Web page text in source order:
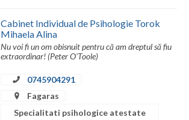
Cabinet Individual de Psihologie Torok
Mihaela Alina
Nu voi fi un om obisnuit pentru că am dreptul să fiu
extraordinar! (Peter O'Toole)
0745904291
Fagaras
Specialitati psihologice atestate